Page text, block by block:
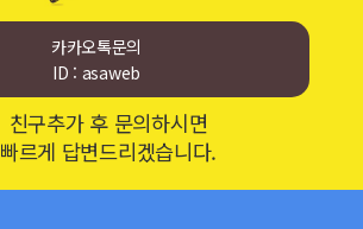
카카오톡문의
ID : asaweb
친구추가 후 문의하시면
빠르게 답변드리겠습니다.